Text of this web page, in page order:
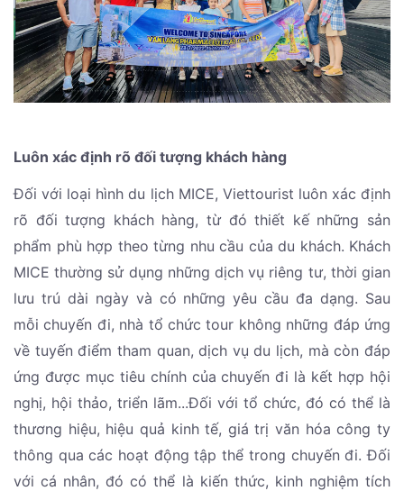
Luôn xác định rõ đối tượng khách hàng
Đối với loại hình du lịch MICE, Viettourist luôn xác định
rõ đối tượng khách hàng, từ đó thiết kế những sản
phẩm phù hợp theo từng nhu cầu của du khách. Khách
MICE thường sử dụng những dịch vụ riêng tư, thời gian
lưu trú dài ngày và có những yêu cầu đa dạng. Sau
mỗi chuyến đi, nhà tổ chức tour không những đáp ứng
về tuyến điểm tham quan, dịch vụ du lịch, mà còn đáp
ứng được mục tiêu chính của chuyến đi là kết hợp hội
nghị, hội thảo, triển lãm...Đối với tổ chức, đó có thể là
thương hiệu, hiệu quả kinh tế, giá trị văn hóa công ty
thông qua các hoạt động tập thể trong chuyến đi. Đối
với cá nhân, đó có thể là kiến thức, kinh nghiệm tích